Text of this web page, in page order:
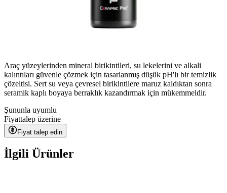
Araç yüzeylerinden mineral birikintileri, su lekelerini ve alkali
kalıntıları güvenle çözmek için tasarlanmış düşük pH'lı bir temizlik
çözeltisi. Sert su veya çevresel birikintilere maruz kaldıktan sonra
seramik kaplı boyaya berraklık kazandırmak için mükemmeldir.
Şununla uyumlu
Fiyattalep üzerine
Fiyat talep edin
İlgili Ürünler